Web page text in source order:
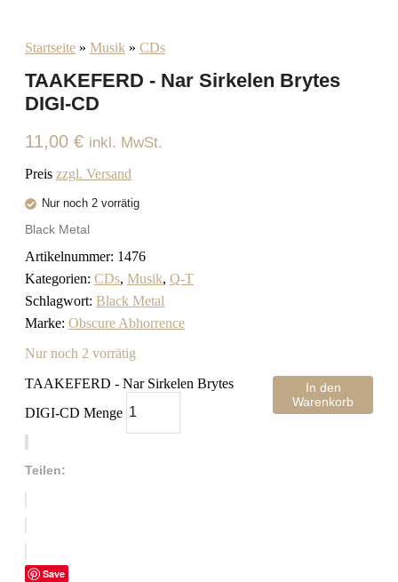
Startseite » Musik » CDs
TAAKEFERD - Nar Sirkelen Brytes
DIGI-CD
11,00 € inkl. MwSt.
Preis zzgl. Versand
Nur noch 2 vorrätig
Black Metal
Artikelnummer: 1476
Kategorien: CDs, Musik, Q-T
Schlagwort: Black Metal
Marke: Obscure Abhorrence
Nur noch 2 vorrätig
TAAKEFERD - Nar Sirkelen Brytes
DIGI-CD Menge
In den
Warenkorb
Teilen:
Save